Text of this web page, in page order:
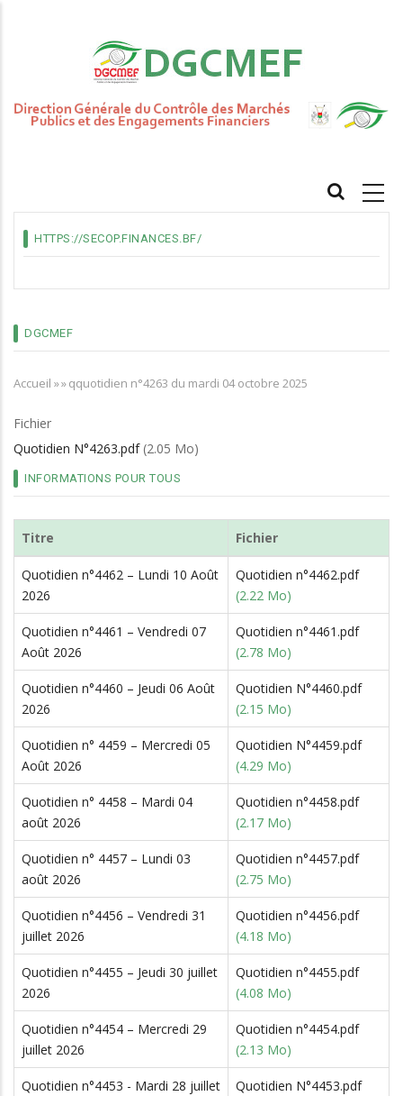
HTTPS://SECOP.FINANCES.BF/
DGCMEF
Fil
d'Ariane
Accueil »»qquotidien n°4263 du mardi 04 octobre 2025
Fichier
Quotidien N°4263.pdf (2.05 Mo)
INFORMATIONS POUR TOUS
Titre Fichier
Quotidien n°4462 – Lundi 10 Août
2026
Quotidien n°4462.pdf
(2.22 Mo)
Quotidien n°4461 – Vendredi 07
Août 2026
Quotidien n°4461.pdf
(2.78 Mo)
Quotidien n°4460 – Jeudi 06 Août
2026
Quotidien N°4460.pdf
(2.15 Mo)
Quotidien n° 4459 – Mercredi 05
Août 2026
Quotidien N°4459.pdf
(4.29 Mo)
Quotidien n° 4458 – Mardi 04
août 2026
Quotidien n°4458.pdf
(2.17 Mo)
Quotidien n° 4457 – Lundi 03
août 2026
Quotidien n°4457.pdf
(2.75 Mo)
Quotidien n°4456 – Vendredi 31
juillet 2026
Quotidien n°4456.pdf
(4.18 Mo)
Quotidien n°4455 – Jeudi 30 juillet
2026
Quotidien n°4455.pdf
(4.08 Mo)
Quotidien n°4454 – Mercredi 29
juillet 2026
Quotidien n°4454.pdf
(2.13 Mo)
Quotidien n°4453 - Mardi 28 juillet
Quotidien N°4453.pdf